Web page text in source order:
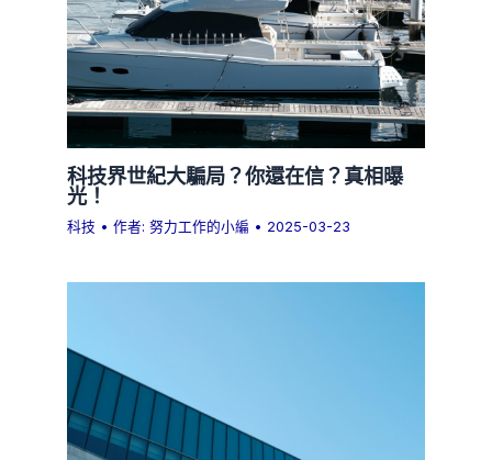
科技界世紀大騙局？你還在信？真相曝
光！
科技 • 作者:努力工作的小編 • 2025-03-23